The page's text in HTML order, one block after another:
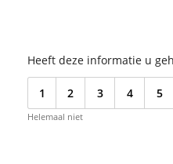
Heeft deze informatie u
1 2 3 4 5
Helemaal niet